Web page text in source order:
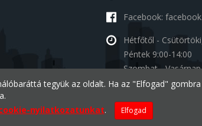
Facebook:
Hétfőtől -
Péntek 9:00-14:00
Szombat -
Készítette:
tegyük az oldalt. Ha az "Elfogad"
nyilatkozatunkat. Elfogad